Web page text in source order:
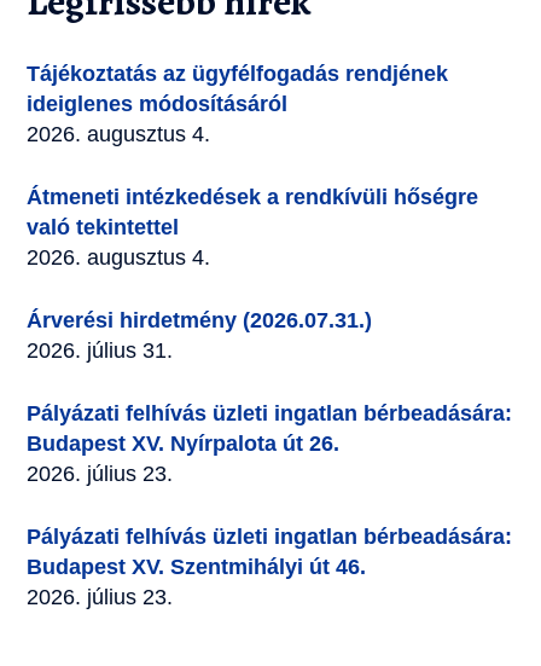
Tájékoztatás az ügyfélfogadás rendjének
ideiglenes módosításáról
2026. augusztus 4.
Átmeneti intézkedések a rendkívüli hőségre
való tekintettel
2026. augusztus 4.
Árverési hirdetmény (2026.07.31.)
2026. július 31.
Pályázati felhívás üzleti ingatlan bérbeadására:
Budapest XV. Nyírpalota út 26.
2026. július 23.
Pályázati felhívás üzleti ingatlan bérbeadására:
Budapest XV. Szentmihályi út 46.
2026. július 23.